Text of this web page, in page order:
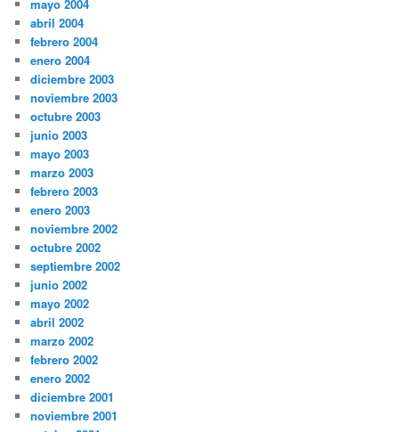
mayo 2004
abril 2004
febrero 2004
enero 2004
diciembre 2003
noviembre 2003
octubre 2003
junio 2003
mayo 2003
marzo 2003
febrero 2003
enero 2003
noviembre 2002
octubre 2002
septiembre 2002
junio 2002
mayo 2002
abril 2002
marzo 2002
febrero 2002
enero 2002
diciembre 2001
noviembre 2001